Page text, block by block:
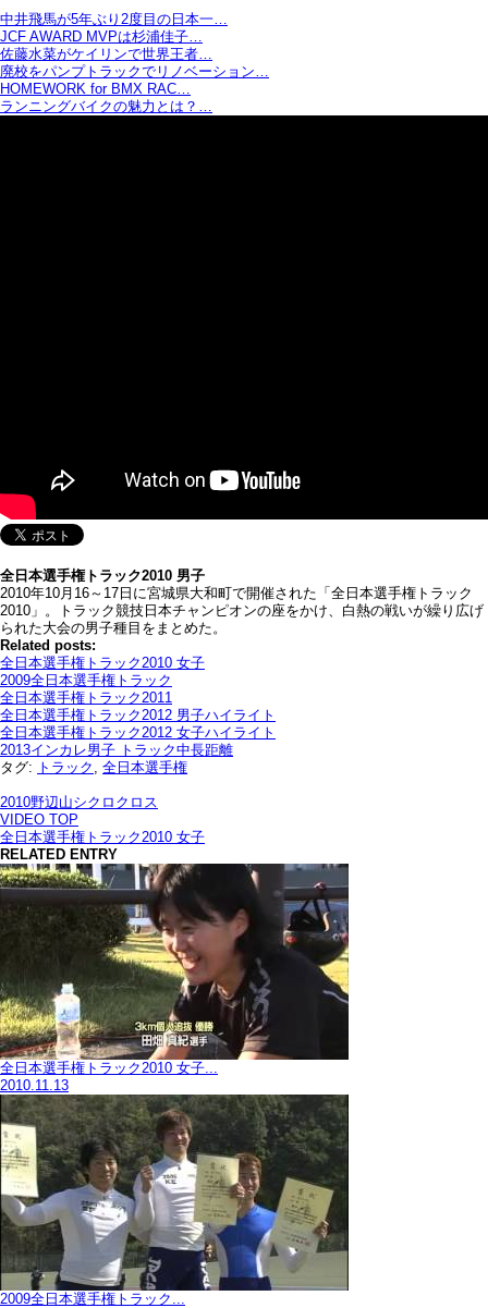
中井飛馬が5年ぶり2度目の日本一…
JCF AWARD MVPは杉浦佳子…
佐藤水菜がケイリンで世界王者…
廃校をパンプトラックでリノベーション…
HOMEWORK for BMX RAC…
ランニングバイクの魅力とは？…
全日本選手権トラック2010 男子
2010年10月16～17日に宮城県大和町で開催された「全日本選手権トラック
2010」。トラック競技日本チャンピオンの座をかけ、白熱の戦いが繰り広げ
られた大会の男子種目をまとめた。
Related posts:
全日本選手権トラック2010 女子
2009全日本選手権トラック
全日本選手権トラック2011
全日本選手権トラック2012 男子ハイライト
全日本選手権トラック2012 女子ハイライト
2013インカレ男子 トラック中長距離
タグ: トラック 全日本選手権
2010野辺山シクロクロス
VIDEO TOP
全日本選手権トラック2010 女子
RELATED ENTRY
全日本選手権トラック2010 女子...
2010.11.13
2009全日本選手権トラック...